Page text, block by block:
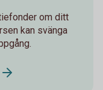
om ditt
kan svänga